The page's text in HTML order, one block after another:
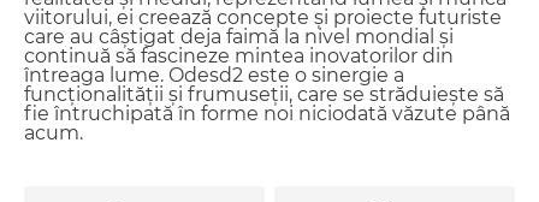
viitorului, ei creează concepte și proiecte futuriste
care au câștigat deja faimă la nivel mondial și
continuă să fascineze mintea inovatorilor din
întreaga lume. Odesd2 este o sinergie a
funcționalității și frumuseții, care se străduiește să
fie întruchipată în forme noi niciodată văzute până
acum.